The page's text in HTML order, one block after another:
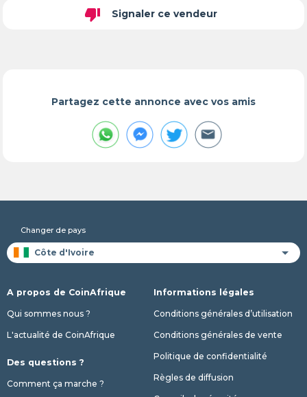
thumb_down Signaler ce vendeur
Partagez cette annonce avec vos amis
Changer de pays
A propos de CoinAfrique
Qui sommes nous ?
L'actualité de CoinAfrique
Des questions ?
Comment ça marche ?
Informations légales
Conditions générales d’utilisation
Conditions générales de vente
Politique de confidentialité
Règles de diffusion